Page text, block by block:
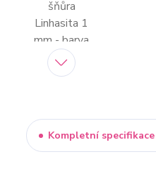
Kompletní specifikace